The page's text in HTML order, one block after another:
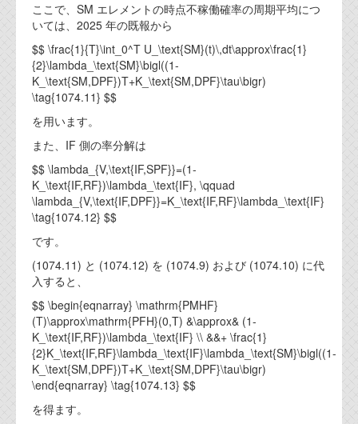
ここで、SM エレメントの時点不稼働確率の周期平均につ
いては、2025 年の既報から
$$ \frac{1}{T}\int_0^T U_\text{SM}(t)\,dt\approx\frac{1}
{2}\lambda_\text{SM}\bigl((1-
K_\text{SM,DPF})T+K_\text{SM,DPF}\tau\bigr)
\tag{1074.11} $$
を用います。
また、IF 側の率分解は
$$ \lambda_{V,\text{IF,SPF}}=(1-
K_\text{IF,RF})\lambda_\text{IF}, \qquad
\lambda_{V,\text{IF,DPF}}=K_\text{IF,RF}\lambda_\text{IF}
\tag{1074.12} $$
です。
(1074.11) と (1074.12) を (1074.9) および (1074.10) に代
入すると、
$$ \begin{eqnarray} \mathrm{PMHF}
(T)\approx\mathrm{PFH}(0,T) &\approx& (1-
K_\text{IF,RF})\lambda_\text{IF} \\ &&+ \frac{1}
{2}K_\text{IF,RF}\lambda_\text{IF}\lambda_\text{SM}\bigl((1-
K_\text{SM,DPF})T+K_\text{SM,DPF}\tau\bigr)
\end{eqnarray} \tag{1074.13} $$
を得ます。